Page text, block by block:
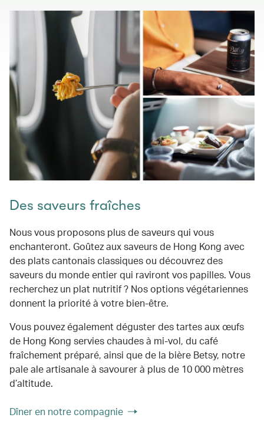
Des saveurs fraîches
Nous vous proposons plus de saveurs qui vous
enchanteront. Goûtez aux saveurs de Hong Kong avec
des plats cantonais classiques ou découvrez des
saveurs du monde entier qui raviront vos papilles. Vous
recherchez un plat nutritif ? Nos options végétariennes
donnent la priorité à votre bien-être.
Vous pouvez également déguster des tartes aux œufs
de Hong Kong servies chaudes à mi-vol, du café
fraîchement préparé, ainsi que de la bière Betsy, notre
pale ale artisanale à savourer à plus de 10 000 mètres
d’altitude.
Dîner en notre compagnie